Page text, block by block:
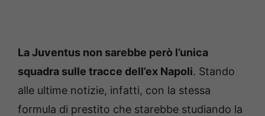
La Juventus non sarebbe però l’unica
squadra sulle tracce dell’ex Napoli. Stando
alle ultime notizie, infatti, con la stessa
formula di prestito che starebbe studiando la